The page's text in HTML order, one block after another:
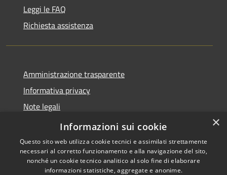
Leggi le FAQ
Richiesta assistenza
Amministrazione trasparente
Informativa privacy
Note legali
Dichiarazione di accessibilità
×
Informazioni sui cookie
Questo sito web utilizza cookie tecnici e assimilati strettamente
necessari al corretto funzionamento e alla navigazione del sito,
nonché un cookie tecnico analitico al solo fine di elaborare
informazioni statistiche, aggregate e anonime.